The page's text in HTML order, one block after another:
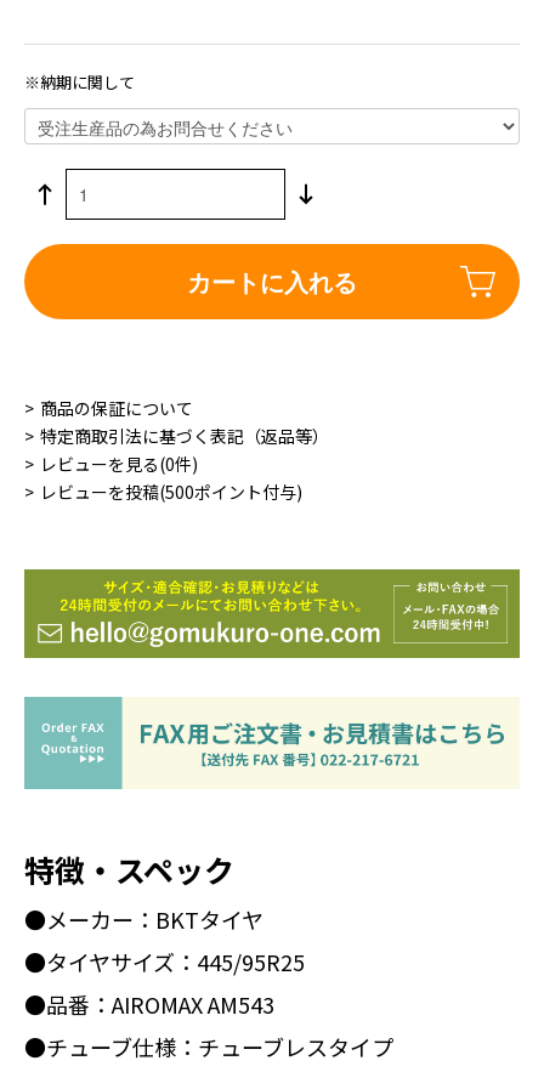
※納期に関して
カートに入れる
商品の保証について
特定商取引法に基づく表記（返品等）
レビューを見る(0件)
レビューを投稿(500ポイント付与)
特徴・スペック
●メーカー：BKTタイヤ
●タイヤサイズ：445/95R25
●品番：AIROMAX AM543
●チューブ仕様：チューブレスタイプ